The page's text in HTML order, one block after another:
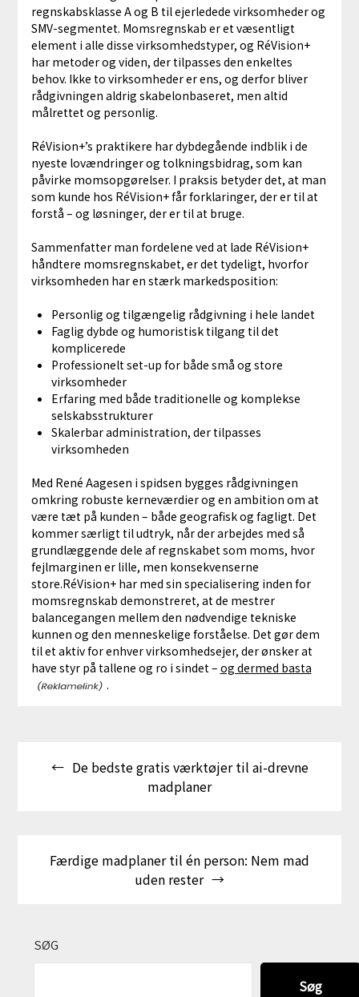
regnskabsklasse A og B til ejerledede virksomheder og
SMV-segmentet. Momsregnskab er et væsentligt
element i alle disse virksomhedstyper, og RéVision+
har metoder og viden, der tilpasses den enkeltes
behov. Ikke to virksomheder er ens, og derfor bliver
rådgivningen aldrig skabelonbaseret, men altid
målrettet og personlig.
RéVision+’s praktikere har dybdegående indblik i de
nyeste lovændringer og tolkningsbidrag, som kan
påvirke momsopgørelser. I praksis betyder det, at man
som kunde hos RéVision+ får forklaringer, der er til at
forstå – og løsninger, der er til at bruge.
Sammenfatter man fordelene ved at lade RéVision+
håndtere momsregnskabet, er det tydeligt, hvorfor
virksomheden har en stærk markedsposition:
Personlig og tilgængelig rådgivning i hele landet
Faglig dybde og humoristisk tilgang til det
komplicerede
Professionelt set-up for både små og store
virksomheder
Erfaring med både traditionelle og komplekse
selskabsstrukturer
Skalerbar administration, der tilpasses
virksomheden
Med René Aagesen i spidsen bygges rådgivningen
omkring robuste kerneværdier og en ambition om at
være tæt på kunden – både geografisk og fagligt. Det
kommer særligt til udtryk, når der arbejdes med så
grundlæggende dele af regnskabet som moms, hvor
fejlmarginen er lille, men konsekvenserne
store.RéVision+ har med sin specialisering inden for
momsregnskab demonstreret, at de mestrer
balancegangen mellem den nødvendige tekniske
kunnen og den menneskelige forståelse. Det gør dem
til et aktiv for enhver virksomhedsejer, der ønsker at
have styr på tallene og ro i sindet – og dermed basta
.
De bedste gratis værktøjer til ai-drevne
madplaner
Færdige madplaner til én person: Nem mad
uden rester
SØG
Søg